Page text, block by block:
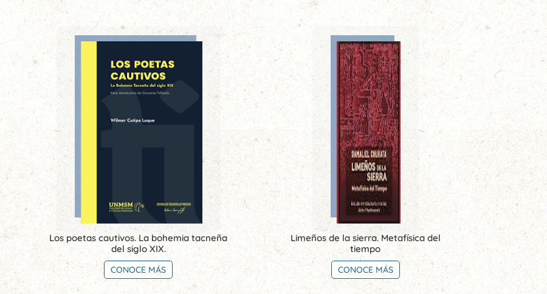
Los poetas cautivos. La bohemia tacneña
del siglo XIX.
CONOCE MÁS
Limeños de la sierra. Metafísica del
tiempo
CONOCE MÁS